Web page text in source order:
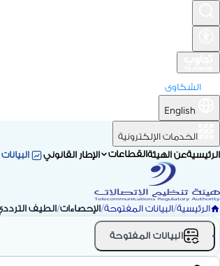
الشكاوى
الخدمات الإلكترونية
الرئيسيةعن الهيئةالقطاعات الإطار القانوني
الرئيسية/البيانات المفتوحة/الإحصاءات/الطيف
البيانات المفتوحة